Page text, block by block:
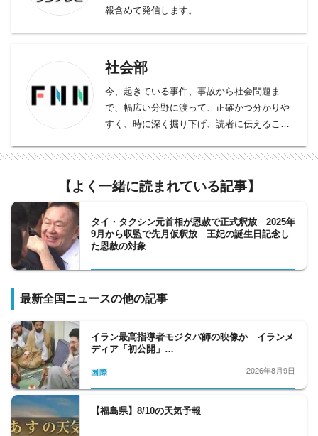
報含めて発信します。
社会部
今、起きている事件、事故から社会問題ま
で、幅広い分野に渡って、正確かつ分かりや
すく、時に深く掘り下げ、読者に伝えること
事件、事故、裁判から、医療、年金、運輸･
など、幅広い分野をフォロー。天皇陛下など
担当。社会問題、調査報道については、分野
の垣根を越えて取材に取り組んでいます。
【よく一緒に読まれている記事】
タイ・タクシン元首相が恩赦で正式釈放 2025年
9月から収監で先月仮釈放 王妃の誕生日記念し
た恩赦の対象
最新全国ニュースの他の記事
イラン最高指導者モジタバ師の映像か イランメ
ディア「初公開」…
国際 2026年8月9日
【福島県】8/10の天気予報